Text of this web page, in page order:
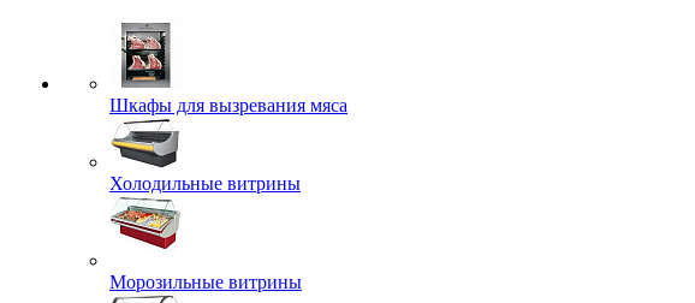
Шкафы для вызревания мяса
Холодильные витрины
Морозильные витрины